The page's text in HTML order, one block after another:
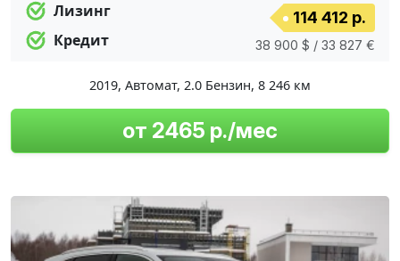
Лизинг
Кредит
114 412 р.
38 900 $ / 33 827 €
2019, Автомат, 2.0 Бензин, 8 246 км
от 2465 р./мес